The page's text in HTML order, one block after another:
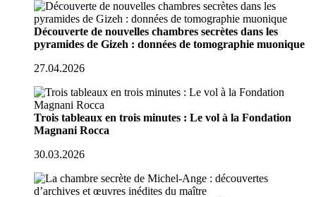
Découverte de nouvelles chambres secrètes dans les
pyramides de Gizeh : données de tomographie muonique
27.04.2026
Trois tableaux en trois minutes : Le vol à la Fondation
Magnani Rocca
30.03.2026